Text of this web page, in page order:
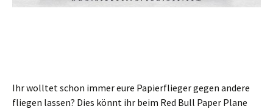
Ihr wolltet schon immer eure Papierflieger gegen andere
fliegen lassen? Dies könnt ihr beim Red Bull Paper Plane